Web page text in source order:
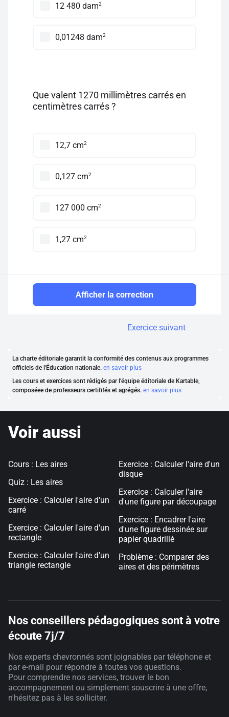
12 480 dam2
0,01248 dam2
Que valent 1270 millimètres carrés en
centimètres carrés ?
12,7 cm2
0,127 cm2
127 000 cm2
1,27 cm2
Afficher la correction
Exercice suivant
La charte éditoriale garantit la conformité des contenus aux programmes
officiels de l'Éducation nationale. en savoir plus
Les cours et exercices sont rédigés par l'équipe éditoriale de Kartable,
composéee de professeurs certififés et agrégés. en savoir plus
Voir aussi
Cours : Les aires
Quiz : Les aires
Exercice : Calculer l'aire d'un
carré
Exercice : Calculer l'aire d'un
rectangle
Exercice : Calculer l'aire d'un
triangle rectangle
Exercice : Calculer l'aire d'un
disque
Exercice : Calculer l'aire
d'une figure par découpage
Exercice : Encadrer l'aire
d'une figure dessinée sur
papier quadrillé
Problème : Comparer des
aires et des périmètres
Nos conseillers pédagogiques sont à votre
écoute 7j/7
Nos experts chevronnés sont joignables par téléphone et
par e-mail pour répondre à toutes vos questions.
Pour comprendre nos services, trouver le bon
accompagnement ou simplement souscrire à une offre,
n'hésitez pas à les solliciter.